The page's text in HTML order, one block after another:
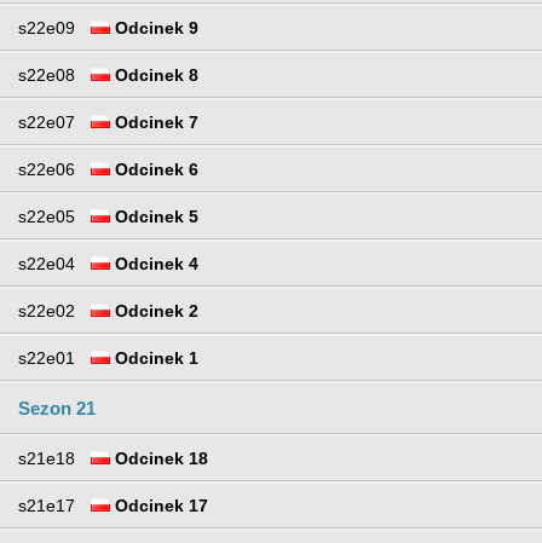
s22e09 Odcinek 9
s22e08 Odcinek 8
s22e07 Odcinek 7
s22e06 Odcinek 6
s22e05 Odcinek 5
s22e04 Odcinek 4
s22e02 Odcinek 2
s22e01 Odcinek 1
Sezon 21
s21e18 Odcinek 18
s21e17 Odcinek 17